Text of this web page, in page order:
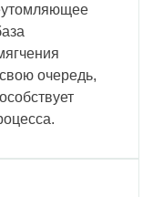
очередь,